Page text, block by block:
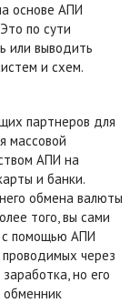
основе АПИ
по сути
или выводить
и схем.
партнеров для
массовой
АПИ на
и банки.
обмена валюты
того, вы сами
с помощью АПИ
через
но его
обменник